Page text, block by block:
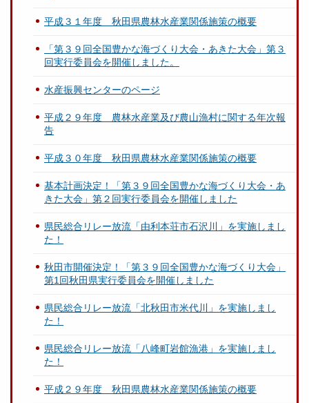
平成３１年度 秋田県農林水産業関係施策の概要
「第３９回全国豊かな海づくり大会・あきた大会」第３
回実行委員会を開催しました。
水産振興センターのページ
平成２９年度 農林水産業及び農山漁村に関する年次報
告
平成３０年度 秋田県農林水産業関係施策の概要
基本計画決定！「第３９回全国豊かな海づくり大会・あ
きた大会」第２回実行委員会を開催しました
県民総合リレー放流「由利本荘市石沢川」を実施しまし
た！
秋田市開催決定！「第３９回全国豊かな海づくり大会」
第1回秋田県実行委員会を開催しました
県民総合リレー放流「北秋田市米代川」を実施しまし
た！
県民総合リレー放流「八峰町岩館漁港」を実施しまし
た！
平成２９年度 秋田県農林水産業関係施策の概要